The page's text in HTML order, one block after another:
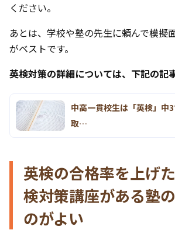
ください。
あとは、学校や塾の先生に頼んで模擬
がベストです。
英検対策の詳細については、下記の記
中高一貫校生は「英検」中
取…
英検の合格率を上げ
検対策講座がある塾
のがよい